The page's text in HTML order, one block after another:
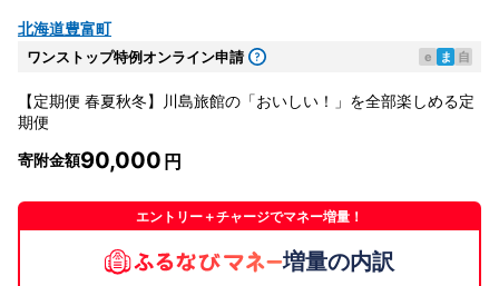
北海道豊富町
ワンストップ特例オンライン申請 e ま 自
【定期便 春夏秋冬】川島旅館の「おいしい！」を全部楽しめる定
期便
寄附金額90,000
エントリー＋チャージでマネー増量！
増量の内訳